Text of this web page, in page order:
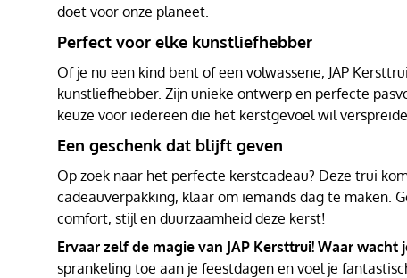
doet voor onze planeet.
Perfect voor elke kunstliefhebber
Of je nu een kind bent of een volwassene, JAP
kunstliefhebber. Zijn unieke ontwerp en perfecte
keuze voor iedereen die het kerstgevoel wil
Een geschenk dat blijft geven
Op zoek naar het perfecte kerstcadeau? Deze trui
cadeauverpakking, klaar om iemands dag te maken.
comfort, stijl en duurzaamheid deze kerst!
Ervaar zelf de magie van JAP Kersttrui! Waar wacht
sprankeling toe aan je feestdagen en voel je